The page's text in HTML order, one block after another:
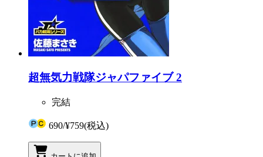
超無気力戦隊ジャパファイブ 2
完結
690/¥759(税込)